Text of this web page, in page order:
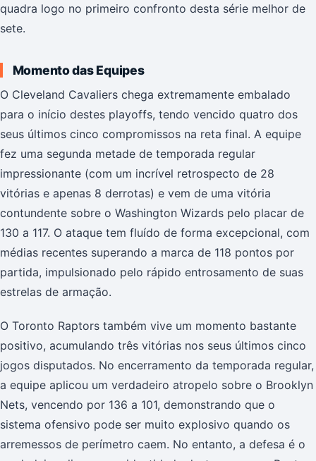
quadra logo no primeiro confronto desta série melhor de
sete.
Momento das Equipes
O Cleveland Cavaliers chega extremamente embalado
para o início destes playoffs, tendo vencido quatro dos
seus últimos cinco compromissos na reta final. A equipe
fez uma segunda metade de temporada regular
impressionante (com um incrível retrospecto de 28
vitórias e apenas 8 derrotas) e vem de uma vitória
contundente sobre o Washington Wizards pelo placar de
130 a 117. O ataque tem fluído de forma excepcional, com
médias recentes superando a marca de 118 pontos por
partida, impulsionado pelo rápido entrosamento de suas
estrelas de armação.
O Toronto Raptors também vive um momento bastante
positivo, acumulando três vitórias nos seus últimos cinco
jogos disputados. No encerramento da temporada regular,
a equipe aplicou um verdadeiro atropelo sobre o Brooklyn
Nets, vencendo por 136 a 101, demonstrando que o
sistema ofensivo pode ser muito explosivo quando os
arremessos de perímetro caem. No entanto, a defesa é o